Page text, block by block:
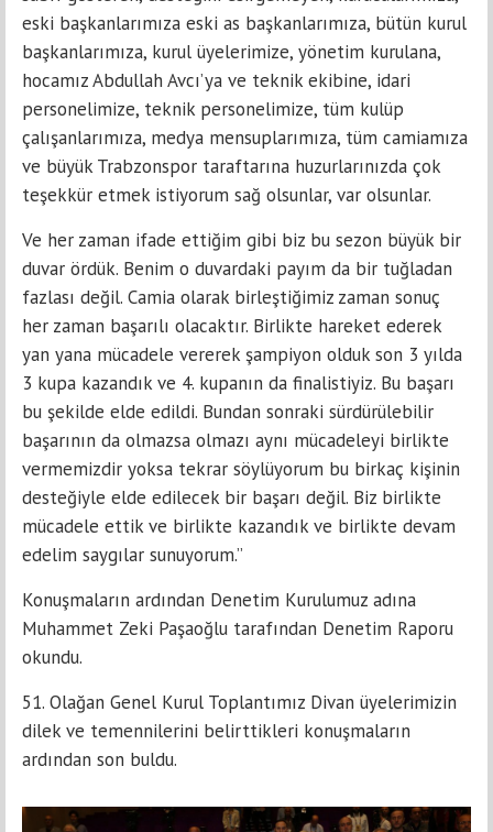
eski başkanlarımıza eski as başkanlarımıza, bütün kurul
başkanlarımıza, kurul üyelerimize, yönetim kurulana,
hocamız Abdullah Avcı’ya ve teknik ekibine, idari
personelimize, teknik personelimize, tüm kulüp
çalışanlarımıza, medya mensuplarımıza, tüm camiamıza
ve büyük Trabzonspor taraftarına huzurlarınızda çok
teşekkür etmek istiyorum sağ olsunlar, var olsunlar.
Ve her zaman ifade ettiğim gibi biz bu sezon büyük bir
duvar ördük. Benim o duvardaki payım da bir tuğladan
fazlası değil. Camia olarak birleştiğimiz zaman sonuç
her zaman başarılı olacaktır. Birlikte hareket ederek
yan yana mücadele vererek şampiyon olduk son 3 yılda
3 kupa kazandık ve 4. kupanın da finalistiyiz. Bu başarı
bu şekilde elde edildi. Bundan sonraki sürdürülebilir
başarının da olmazsa olmazı aynı mücadeleyi birlikte
vermemizdir yoksa tekrar söylüyorum bu birkaç kişinin
desteğiyle elde edilecek bir başarı değil. Biz birlikte
mücadele ettik ve birlikte kazandık ve birlikte devam
edelim saygılar sunuyorum.”
Konuşmaların ardından Denetim Kurulumuz adına
Muhammet Zeki Paşaoğlu tarafından Denetim Raporu
okundu.
51. Olağan Genel Kurul Toplantımız Divan üyelerimizin
dilek ve temennilerini belirttikleri konuşmaların
ardından son buldu.